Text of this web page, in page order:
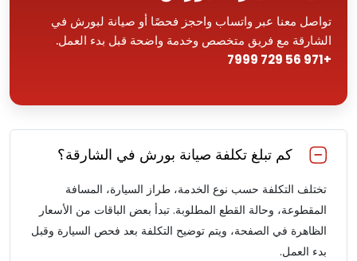
كم تبلغ تكلفة صيانة بورش في الشارقة؟
تختلف التكلفة حسب نوع الخدمة، طراز السيارة، المسافة
المقطوعة، وحالة القطع المطلوبة. تبدأ بعض الباقات من الأسعار
الظاهرة في الصفحة، ويتم توضيح التكلفة بعد فحص السيارة وقبل
بدء العمل.
تواصل معنا عبر واتساب واحجز فحصًا أو صيانة لبورش في
الشارقة مع فريق متخصص وخدمة واضحة قبل بدء العمل.
+971 56 729 7999